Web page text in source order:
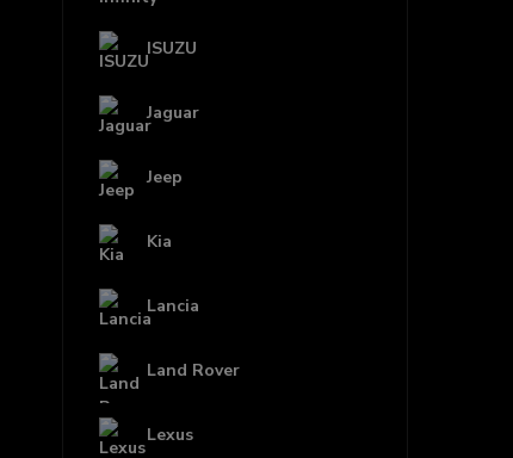
ISUZU
Jaguar
Jeep
Kia
Lancia
Land Rover
Lexus